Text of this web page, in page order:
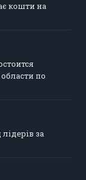
кошти на
по
за